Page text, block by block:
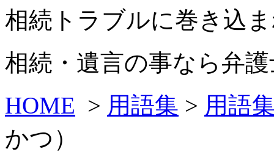
相続トラブルに巻き込
相続・遺言の事なら弁
HOME > 用語集 > 用語
かつ）